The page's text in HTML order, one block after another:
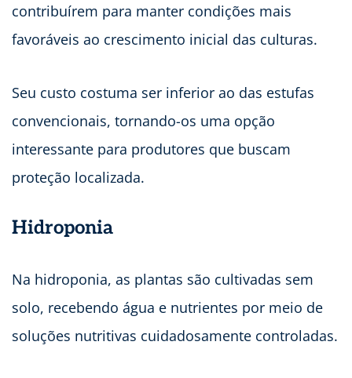
contribuírem para manter condições mais
favoráveis ao crescimento inicial das culturas.
Seu custo costuma ser inferior ao das estufas
convencionais, tornando-os uma opção
interessante para produtores que buscam
proteção localizada.
Hidroponia
Na hidroponia, as plantas são cultivadas sem
solo, recebendo água e nutrientes por meio de
soluções nutritivas cuidadosamente controladas.